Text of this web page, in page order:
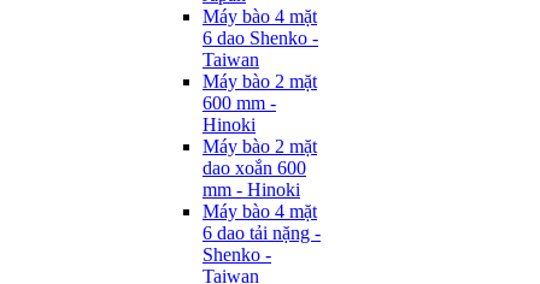
Máy bào 4 mặt
6 dao Shenko -
Taiwan
Máy bào 2 mặt
600 mm -
Hinoki
Máy bào 2 mặt
dao xoắn 600
mm - Hinoki
Máy bào 4 mặt
6 dao tải nặng -
Shenko -
Taiwan